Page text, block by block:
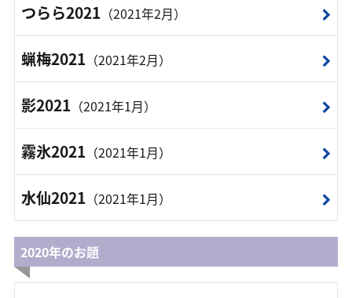
つらら2021 （2021年2月）
蝋梅2021 （2021年2月）
影2021 （2021年1月）
霧氷2021 （2021年1月）
水仙2021 （2021年1月）
2020年のお題